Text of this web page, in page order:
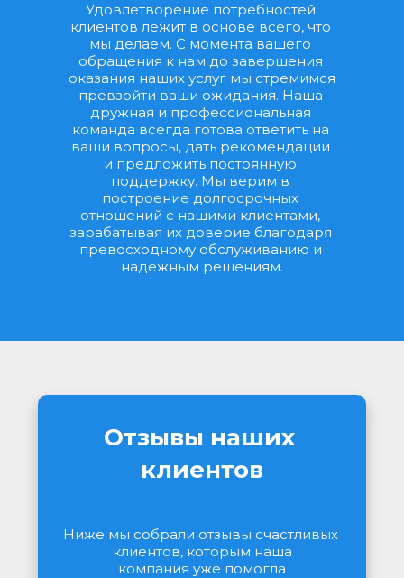
Удовлетворение потребностей
клиентов лежит в основе всего, что
мы делаем. С момента вашего
обращения к нам до завершения
оказания наших услуг мы стремимся
превзойти ваши ожидания. Наша
дружная и профессиональная
команда всегда готова ответить на
ваши вопросы, дать рекомендации
и предложить постоянную
поддержку. Мы верим в
построение долгосрочных
отношений с нашими клиентами,
зарабатывая их доверие благодаря
превосходному обслуживанию и
надежным решениям.
Отзывы наших
клиентов
Ниже мы собрали отзывы счастливых
клиентов, которым наша
компания уже помогла